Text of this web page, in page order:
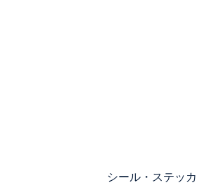
シール・ステッ